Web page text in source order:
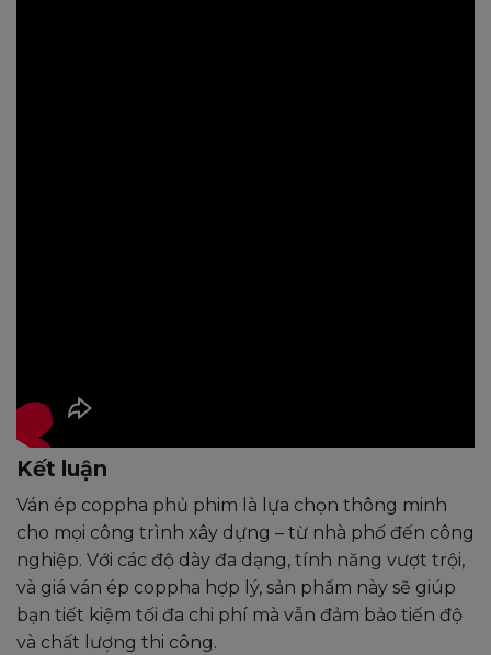
Kết luận
Ván ép coppha phủ phim là lựa chọn thông minh
cho mọi công trình xây dựng – từ nhà phố đến công
nghiệp. Với các độ dày đa dạng, tính năng vượt trội,
và giá ván ép coppha hợp lý, sản phẩm này sẽ giúp
bạn tiết kiệm tối đa chi phí mà vẫn đảm bảo tiến độ
và chất lượng thi công.